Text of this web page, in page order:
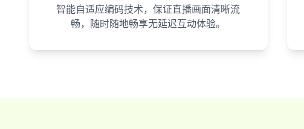
智能自适应编码技术，保证直播画面清晰流
畅，随时随地畅享无延迟互动体验。